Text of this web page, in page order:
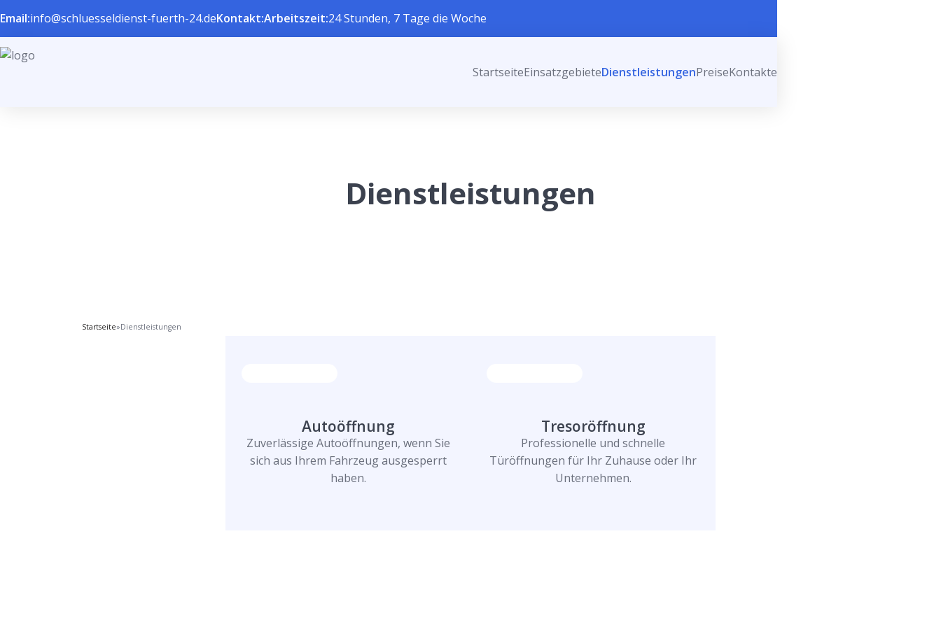
Email:info@schluesseldienst-fuerth-24.deKontakt:Arbeitszeit:24 Stunden, 7 Tage die Woche
StartseiteEinsatzgebieteDienstleistungenPreiseKontakte
Dienstleistungen
Startseite»Dienstleistungen
Autoöffnung
Zuverlässige Autoöffnungen, wenn Sie
sich aus Ihrem Fahrzeug ausgesperrt
haben.
Tresoröffnung
Professionelle und schnelle
Türöffnungen für Ihr Zuhause oder Ihr
Unternehmen.